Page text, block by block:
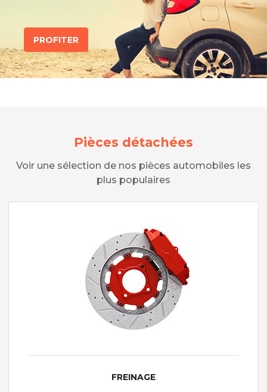
PROFITER
Pièces détachées
Voir une sélection de nos pièces automobiles les
plus populaires
FREINAGE